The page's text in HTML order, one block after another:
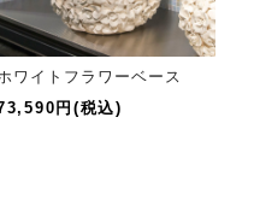
ワイトフラワーベース
円(税込)